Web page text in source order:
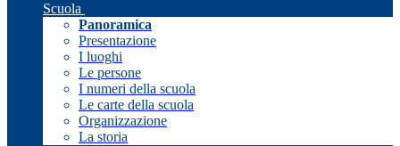
Scuola
Panoramica
Presentazione
I luoghi
Le persone
I numeri della scuola
Le carte della scuola
Organizzazione
La storia